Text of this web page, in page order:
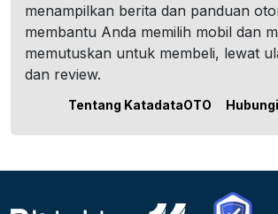
menampilkan berita dan panduan
membantu Anda memilih mobil dan
memutuskan untuk membeli, lewat
dan review.
Tentang KatadataOTO